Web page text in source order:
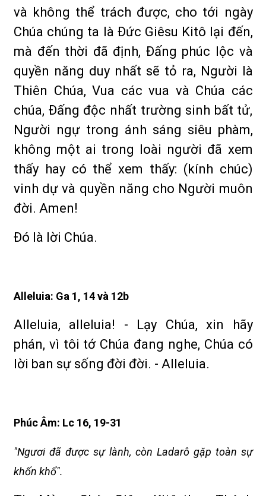
và không thể trách được, cho tới ngày
Chúa chúng ta là Ðức Giêsu Kitô lại đến,
mà đến thời đã định, Ðấng phúc lộc và
quyền năng duy nhất sẽ tỏ ra, Người là
Thiên Chúa, Vua các vua và Chúa các
chúa, Ðấng độc nhất trường sinh bất tử,
Người ngự trong ánh sáng siêu phàm,
không một ai trong loài người đã xem
thấy hay có thể xem thấy: (kính chúc)
vinh dự và quyền năng cho Người muôn
đời. Amen!
Ðó là lời Chúa.
Alleluia: Ga 1, 14 và 12b
Alleluia, alleluia! - Lạy Chúa, xin hãy
phán, vì tôi tớ Chúa đang nghe, Chúa có
lời ban sự sống đời đời. - Alleluia.
Phúc Âm: Lc 16, 19-31
"Ngươi đã được sự lành, còn Ladarô gặp toàn sự
khốn khổ".